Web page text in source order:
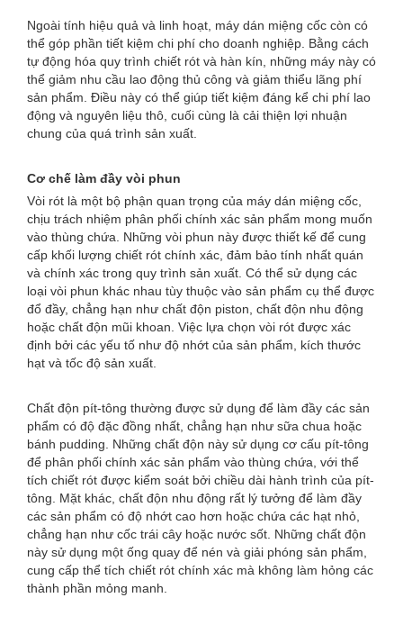
Ngoài tính hiệu quả và linh hoạt, máy dán miệng cốc còn có
thể góp phần tiết kiệm chi phí cho doanh nghiệp. Bằng cách
tự động hóa quy trình chiết rót và hàn kín, những máy này có
thể giảm nhu cầu lao động thủ công và giảm thiểu lãng phí
sản phẩm. Điều này có thể giúp tiết kiệm đáng kể chi phí lao
động và nguyên liệu thô, cuối cùng là cải thiện lợi nhuận
chung của quá trình sản xuất.
Cơ chế làm đầy vòi phun
Vòi rót là một bộ phận quan trọng của máy dán miệng cốc,
chịu trách nhiệm phân phối chính xác sản phẩm mong muốn
vào thùng chứa. Những vòi phun này được thiết kế để cung
cấp khối lượng chiết rót chính xác, đảm bảo tính nhất quán
và chính xác trong quy trình sản xuất. Có thể sử dụng các
loại vòi phun khác nhau tùy thuộc vào sản phẩm cụ thể được
đổ đầy, chẳng hạn như chất độn piston, chất độn nhu động
hoặc chất độn mũi khoan. Việc lựa chọn vòi rót được xác
định bởi các yếu tố như độ nhớt của sản phẩm, kích thước
hạt và tốc độ sản xuất.
Chất độn pít-tông thường được sử dụng để làm đầy các sản
phẩm có độ đặc đồng nhất, chẳng hạn như sữa chua hoặc
bánh pudding. Những chất độn này sử dụng cơ cấu pít-tông
để phân phối chính xác sản phẩm vào thùng chứa, với thể
tích chiết rót được kiểm soát bởi chiều dài hành trình của pít-
tông. Mặt khác, chất độn nhu động rất lý tưởng để làm đầy
các sản phẩm có độ nhớt cao hơn hoặc chứa các hạt nhỏ,
chẳng hạn như cốc trái cây hoặc nước sốt. Những chất độn
này sử dụng một ống quay để nén và giải phóng sản phẩm,
cung cấp thể tích chiết rót chính xác mà không làm hỏng các
thành phần mỏng manh.